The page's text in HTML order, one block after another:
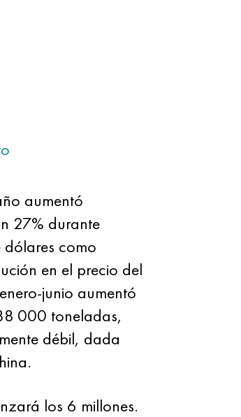
aumentó
27% durante
como
en el precio del
junio aumentó
000 toneladas,
débil, dada
los 6 millones.